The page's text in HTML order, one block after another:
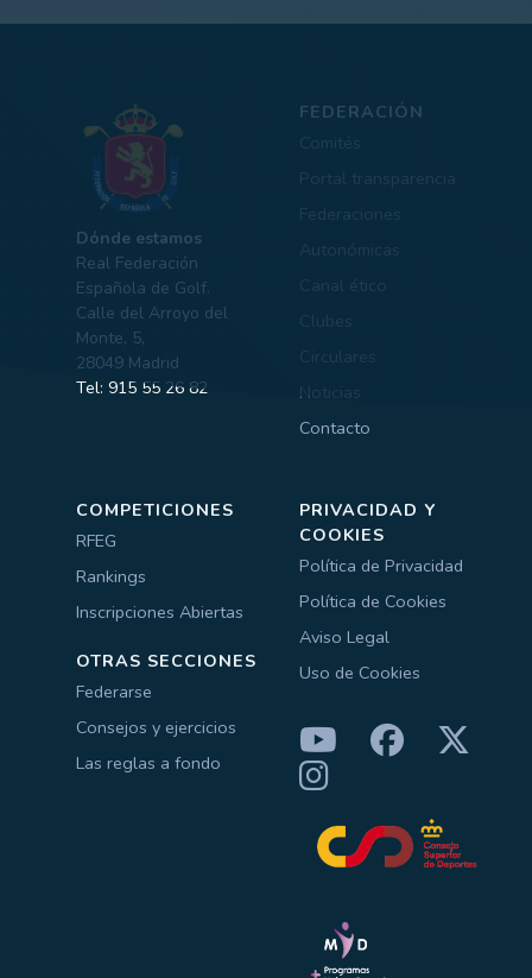
Dónde estamos
Real Federación
Española de Golf.
Calle del Arroyo del
Monte, 5,
28049 Madrid
Tel: 915 55 26 82
FEDERACIÓN
Noticias
Contacto
COMPETICIONES
RFEG
Rankings
Inscripciones Abiertas
OTRAS SECCIONES
Federarse
Consejos y ejercicios
Las reglas a fondo
PRIVACIDAD Y
COOKIES
Política de Privacidad
Política de Cookies
Aviso Legal
Uso de Cookies